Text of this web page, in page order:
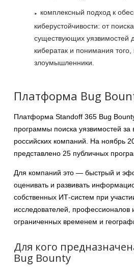
комплексный подход к
киберустойчивости: от
существующих уязвимостей
кибератак и понимания того,
злоумышленники.
Платформа Bug
Платформа Standoff 365 Bug
программы поиска уязвимостей за
российских компаний. На ноябрь
представлено 25 публичных
Для компаний это — быстрый и
оценивать и развивать
собственных ИТ-систем при
исследователей, профессионалов
ограниченных временем и
Для кого
Bug Bounty